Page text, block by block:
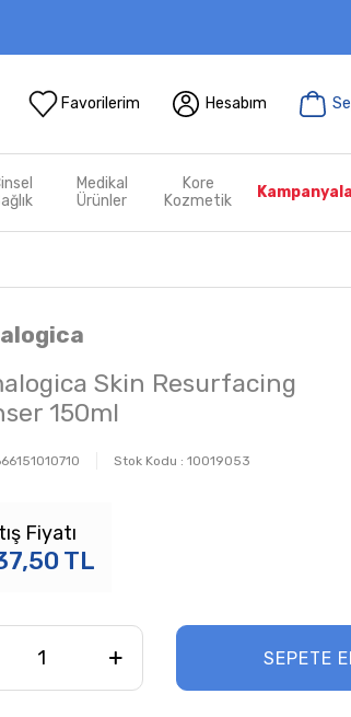
Favorilerim Hesabım
Medikal
Ürünler
Kore
Kozmetik
Skin Resurfacing
150ml
Stok Kodu : 10019053
Fiyatı
TL
SEPETE